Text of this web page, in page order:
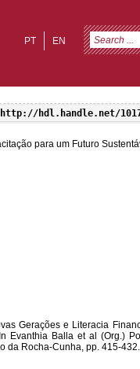
EN
PT
http://hdl.handle.net/
para um Futuro
Gerações e Literacia
Evanthia Balla et al (Org.)
da Rocha-Cunha, pp. 415-